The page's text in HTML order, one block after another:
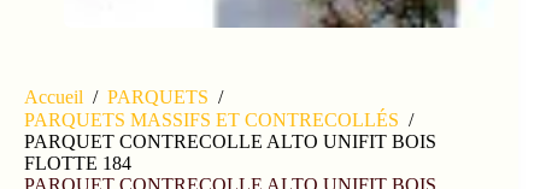
Accueil / PARQUETS /
PARQUETS MASSIFS ET CONTRECOLLÉS /
PARQUET CONTRECOLLE ALTO UNIFIT BOIS
FLOTTE 184